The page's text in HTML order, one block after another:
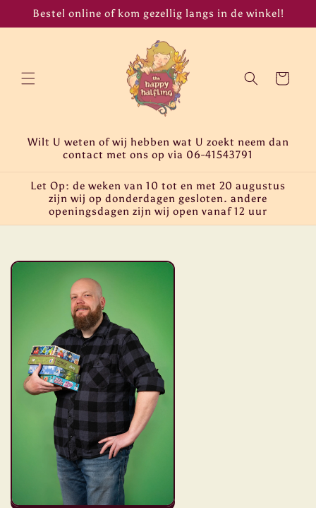
naar de
content
Bestel online of kom gezellig langs in de winkel!
Winkelwagen
Wilt U weten of wij hebben wat U zoekt neem dan
contact met ons op via 06-41543791
Let Op: de weken van 10 tot en met 20 augustus
zijn wij op donderdagen gesloten. andere
openingsdagen zijn wij open vanaf 12 uur